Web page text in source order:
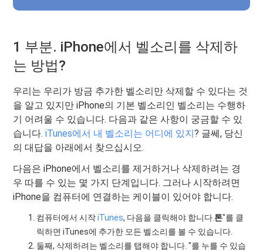
1 부분. iPhone에서 벨소리를 삭제하
는 방법?
우리는 우리가 방금 추가한 벨소리만 삭제할 수 있다는 것
을 알고 있지만 iPhone의 기본 벨소리인 벨소리는 수행하
기 어려울 수 있습니다. 다음과 같은 사항이 궁금할 수 있
습니다.iTunes에서 내 벨소리는 어디에 있지? 글쎄, 당신
의 대답을 아래에서 찾으십시오.
다음은 iPhone에서 벨소리를 제거하거나 삭제하려는 경
우 따를 수 있는 몇 가지 단계입니다. 그러나 시작하려면
iPhone을 컴퓨터에 연결하는 케이블이 있어야 합니다.
컴퓨터에서 시작iTunes, 다음을 클릭해야 합니다. 톤"를 클
릭하면 iTunes에 추가한 모든 벨소리를 볼 수 있습니다.
둘째, 삭제하려는 벨소리를 탭해야 합니다. "를 누를 수 있습